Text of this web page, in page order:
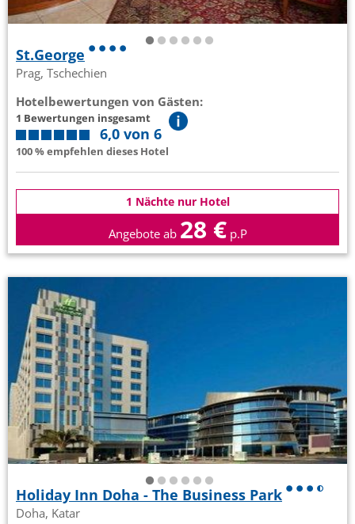
St.George
Prag, Tschechien
Hotelbewertungen von Gästen:
1 Bewertungen insgesamt
6,0 von 6
100 % empfehlen dieses Hotel
1 Nächte nur Hotel
Angebote ab 28 € p.P
Holiday Inn Doha - The Business Park
Doha, Katar